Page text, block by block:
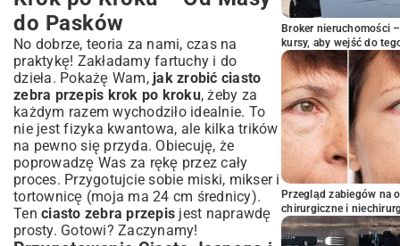
do Pasków
No dobrze, teoria za nami, czas na
praktykę! Zakładamy fartuchy i do
dzieła. Pokażę Wam, jak zrobić ciasto
zebra przepis krok po kroku, żeby za
każdym razem wychodziło idealnie. To
nie jest fizyka kwantowa, ale kilka trików
na pewno się przyda. Obiecuję, że
poprowadzę Was za rękę przez cały
proces. Przygotujcie sobie miski, mikser i
tortownicę (moja ma 24 cm średnicy).
Ten ciasto zebra przepis jest naprawdę
prosty. Gotowi? Zaczynamy!
Broker nieruchomości
kursy, aby wejść do
Przegląd zabiegów na
chirurgiczne i